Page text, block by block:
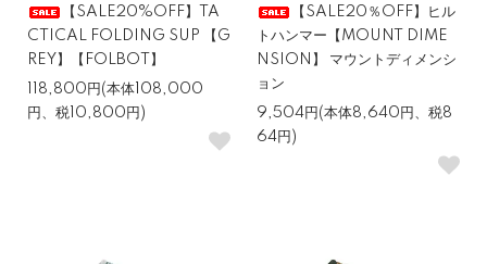
【SALE20%OFF】TA
CTICAL FOLDING SUP 【G
REY】【FOLBOT】
118,800円(本体108,000
円、税10,800円)
【SALE20％OFF】ヒル
トハンマー【MOUNT DIME
NSION】 マウントディメンシ
ョン
9,504円(本体8,640円、税8
64円)